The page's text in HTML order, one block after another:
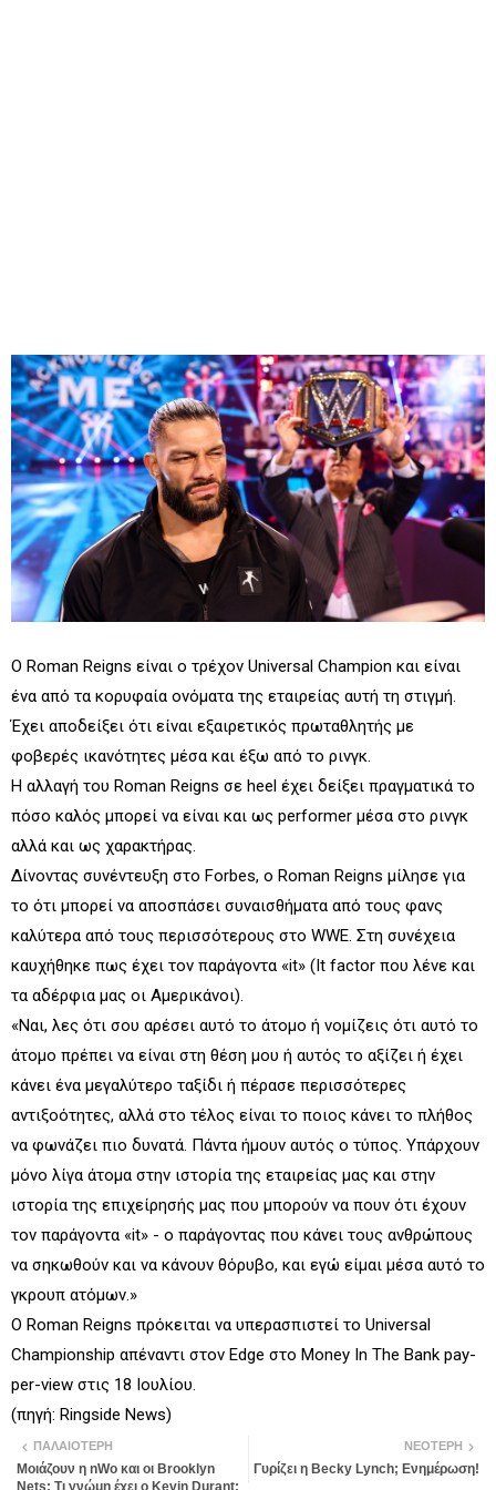
Ο Roman Reigns είναι ο τρέχον Universal Champion και είναι
ένα από τα κορυφαία ονόματα της εταιρείας αυτή τη στιγμή.
Έχει αποδείξει ότι είναι εξαιρετικός πρωταθλητής με
φοβερές ικανότητες μέσα και έξω από το ρινγκ.
Η αλλαγή του Roman Reigns σε heel έχει δείξει πραγματικά το
πόσο καλός μπορεί να είναι και ως performer μέσα στο ρινγκ
αλλά και ως χαρακτήρας.
Δίνοντας συνέντευξη στο Forbes, ο Roman Reigns μίλησε για
το ότι μπορεί να αποσπάσει συναισθήματα από τους φανς
καλύτερα από τους περισσότερους στο WWE. Στη συνέχεια
καυχήθηκε πως έχει τον παράγοντα «it» (It factor που λένε και
τα αδέρφια μας οι Αμερικάνοι).
«Ναι, λες ότι σου αρέσει αυτό το άτομο ή νομίζεις ότι αυτό το
άτομο πρέπει να είναι στη θέση μου ή αυτός το αξίζει ή έχει
κάνει ένα μεγαλύτερο ταξίδι ή πέρασε περισσότερες
αντιξοότητες, αλλά στο τέλος είναι το ποιος κάνει το πλήθος
να φωνάζει πιο δυνατά. Πάντα ήμουν αυτός ο τύπος. Υπάρχουν
μόνο λίγα άτομα στην ιστορία της εταιρείας μας και στην
ιστορία της επιχείρησής μας που μπορούν να πουν ότι έχουν
τον παράγοντα «it» - ο παράγοντας που κάνει τους ανθρώπους
να σηκωθούν και να κάνουν θόρυβο, και εγώ είμαι μέσα αυτό το
γκρουπ ατόμων.»
Ο Roman Reigns πρόκειται να υπερασπιστεί το Universal
Championship απέναντι στον Edge στο Money In The Bank pay-
per-view στις 18 Ιουλίου.
(πηγή: Ringside News)
ΝΕΌΤΕΡΗ
Γυρίζει η Becky Lynch; Ενημέρωση!
ΠΑΛΑΙΌΤΕΡΗ
Μοιάζουν η nWo και οι Brooklyn
Nets; Τι γνώμη έχει ο Kevin Durant;